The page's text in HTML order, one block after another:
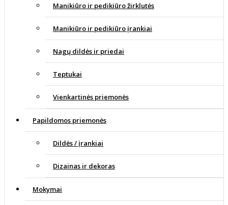
Manikiūro ir pedikiūro žirklutės
Manikiūro ir pedikiūro įrankiai
Nagų dildės ir priedai
Teptukai
Vienkartinės priemonės
Papildomos priemonės
Dildės / įrankiai
Dizainas ir dekoras
Mokymai